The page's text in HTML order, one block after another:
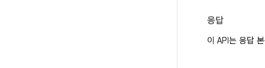
응답
이 API는 응답